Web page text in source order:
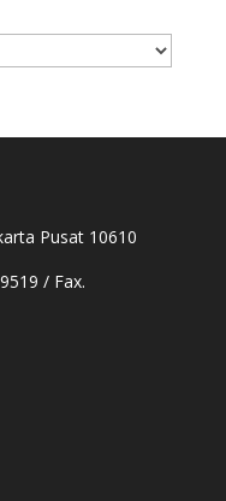
Pusat 10610
/ Fax.